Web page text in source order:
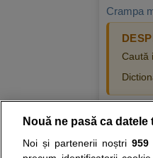
Crampa
Caută
Nouă ne pasă ca
Noi și partenerii noștri 959